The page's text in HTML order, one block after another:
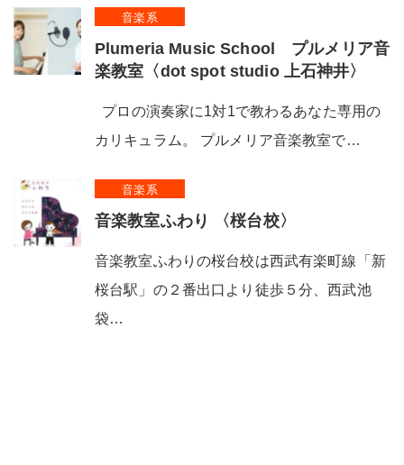
音楽系
Plumeria Music School プルメリア音
楽教室〈dot spot studio 上石神井〉
プロの演奏家に1対1で教わるあなた専用の
カリキュラム。 プルメリア音楽教室で…
音楽系
音楽教室ふわり 〈桜台校〉
音楽教室ふわりの桜台校は西武有楽町線「新
桜台駅」の２番出口より徒歩５分、西武池
袋…